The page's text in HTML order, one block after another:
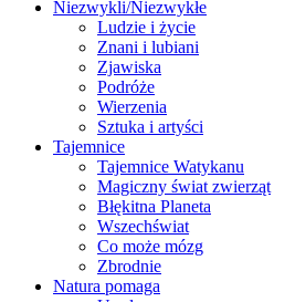
Niezwykli/Niezwykłe
Ludzie i życie
Znani i lubiani
Zjawiska
Podróże
Wierzenia
Sztuka i artyści
Tajemnice
Tajemnice Watykanu
Magiczny świat zwierząt
Błękitna Planeta
Wszechświat
Co może mózg
Zbrodnie
Natura pomaga